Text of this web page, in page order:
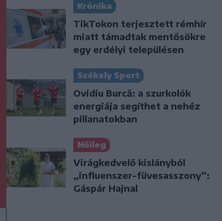
Krónika
TikTokon terjesztett rémhír
miatt támadtak mentősökre
egy erdélyi településen
Székely Sport
Ovidiu Burcă: a szurkolók
energiája segíthet a nehéz
pillanatokban
Nőileg
Virágkedvelő kislányból
„influenszer-füvesasszony”:
Gáspár Hajnal